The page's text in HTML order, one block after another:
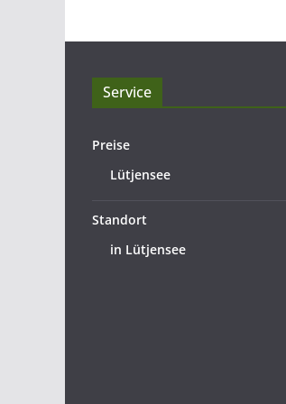
Service
Preise
Lütjensee
Standort
in Lütjensee